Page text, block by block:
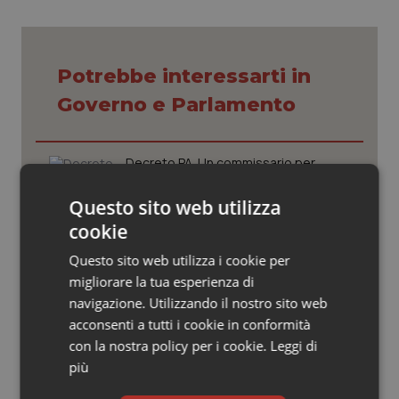
Oncologia & Nutrizione
Psoriasi & pelle
Quotidiano Chirurgia
Quotidiano Oncologia
Quotidiano Pediatria
Rene & patologie urogenitali
Potrebbe interessarti in
Governo e Parlamento
Decreto PA. Un commissario per
controllo sulle agende di
prenotazione passa ad Agenas. Saltano l’aumento
delle tariffe ospedaliere e la proroga dei gettonisti
Università. Bernini firma il decreto:
27.000 posti per Medicina, 3.000 in
più rispetto a scorso anno
Pnrr Salute. Missione 6 verso il
Questo sito web utilizza
cookie
Questo sito web utilizza i cookie per
migliorare la tua esperienza di
navigazione. Utilizzando il nostro sito web
acconsenti a tutti i cookie in conformità
con la nostra policy per i cookie. Leggi di
più